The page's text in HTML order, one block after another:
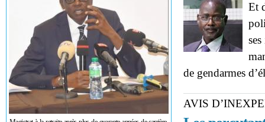
Et
de gendarmes
AVIS